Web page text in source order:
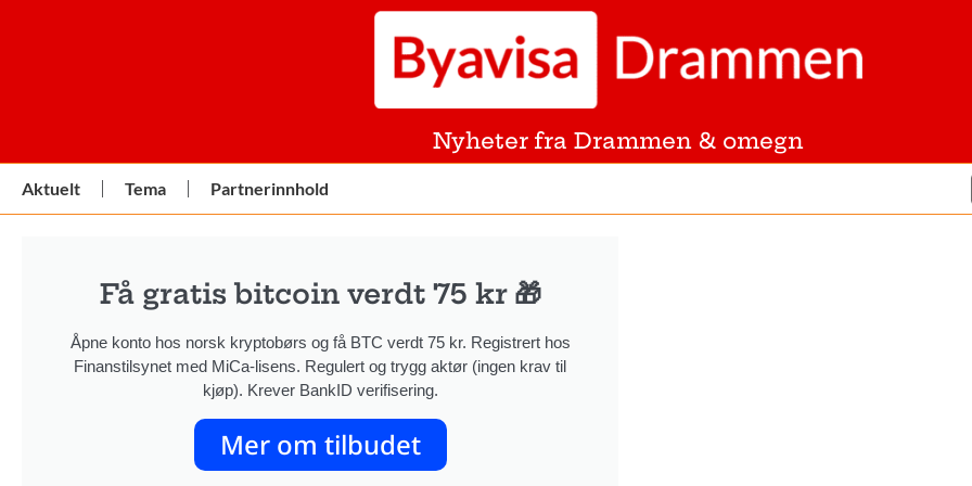
Nyheter fra Drammen & omegn
Aktuelt Tema Partnerinnhold
Få gratis bitcoin verdt 75 kr 🎁
Åpne konto hos norsk kryptobørs og få BTC verdt 75 kr. Registrert hos
Finanstilsynet med MiCa-lisens. Regulert og trygg aktør (ingen krav til
kjøp). Krever BankID verifisering.
Mer om tilbudet